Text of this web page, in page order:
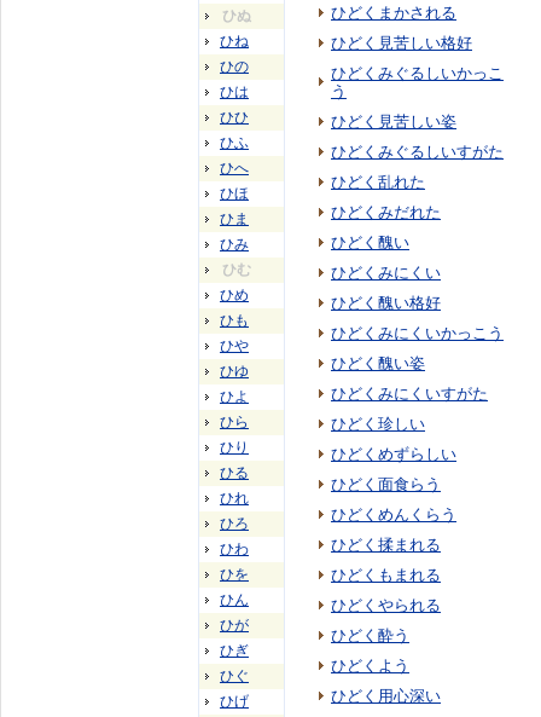
ひぬ
ひね
ひの
ひは
ひひ
ひふ
ひへ
ひほ
ひま
ひみ
ひむ
ひめ
ひも
ひや
ひゆ
ひよ
ひら
ひり
ひる
ひれ
ひろ
ひわ
ひを
ひん
ひが
ひぎ
ひぐ
ひげ
ひどくまかされる
ひどく見苦しい格好
ひどくみぐるしいかっこ
う
ひどく見苦しい姿
ひどくみぐるしいすがた
ひどく乱れた
ひどくみだれた
ひどく醜い
ひどくみにくい
ひどく醜い格好
ひどくみにくいかっこう
ひどく醜い姿
ひどくみにくいすがた
ひどく珍しい
ひどくめずらしい
ひどく面食らう
ひどくめんくらう
ひどく揉まれる
ひどくもまれる
ひどくやられる
ひどく酔う
ひどくよう
ひどく用心深い